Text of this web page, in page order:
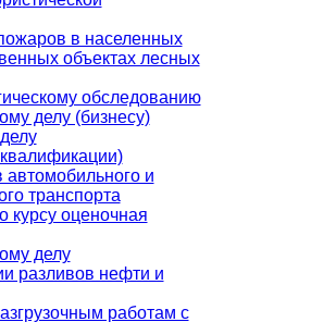
в населенных
объектах лесных
обследованию
делу (бизнесу)
автомобильного и
транспорта
курсу оценочная
делу
разливов нефти и
работам с